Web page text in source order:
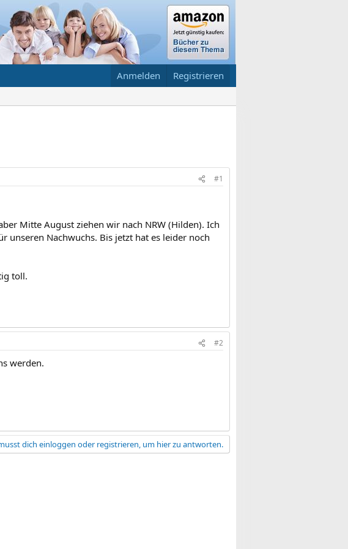
Anmelden Registrieren
#1
Mitte August ziehen wir nach NRW (Hilden). Ich
unseren Nachwuchs. Bis jetzt hat es leider noch
toll.
#2
werden.
dich einloggen oder registrieren, um hier zu antworten.